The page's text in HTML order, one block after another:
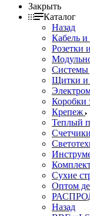
Закрыть
Каталог
Назад
Кабель и
Розетки
Системы
Щитки и
Коробки
Крепеж
Теплый
Сухие
Оптом
Назад